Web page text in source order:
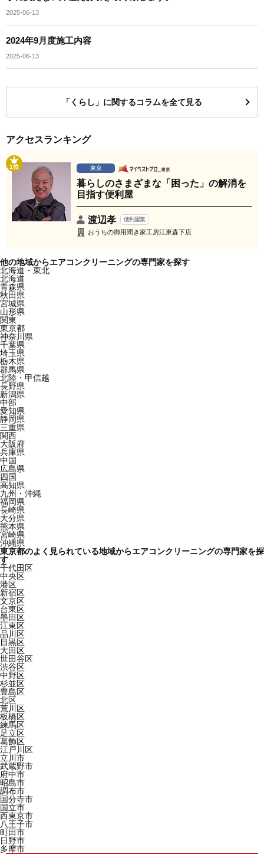
2025-06-13
2024年9月度施工内容
2025-06-13
「くらし」に関するコラムを全て見る
アクセスランキング
1位 東京
暮らしのさまざまな「困った」の解消を
目指す便利屋
渡辺孝 便利屋業
おうちの御用聞き家工房江東森下店
他の地域からエアコンクリーニングの専門家を探す
北海道・東北
北海道
青森県
秋田県
宮城県
山形県
関東
東京都
神奈川県
千葉県
埼玉県
栃木県
群馬県
北陸・甲信越
長野県
新潟県
中部
愛知県
静岡県
三重県
関西
大阪府
兵庫県
中国
広島県
四国
高知県
九州・沖縄
福岡県
長崎県
大分県
熊本県
宮崎県
沖縄県
東京都のよく見られている地域からエアコンクリーニングの専門家を探
す
千代田区
中央区
港区
新宿区
文京区
台東区
墨田区
江東区
品川区
目黒区
大田区
世田谷区
渋谷区
中野区
杉並区
豊島区
北区
荒川区
板橋区
練馬区
足立区
葛飾区
江戸川区
立川市
武蔵野市
府中市
昭島市
調布市
国分寺市
国立市
西東京市
八王子市
町田市
日野市
多摩市